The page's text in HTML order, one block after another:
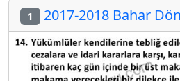
1 2017-2018 Bahar